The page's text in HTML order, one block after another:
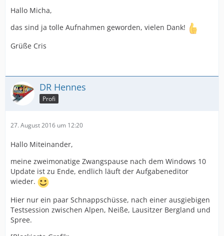
Hallo Micha,
das sind ja tolle Aufnahmen geworden, vielen Dank!
Grüße Cris
DR Hennes
Profi
27. August 2016 um 12:20
Hallo Miteinander,
meine zweimonatige Zwangspause nach dem Windows 10
Update ist zu Ende, endlich läuft der Aufgabeneditor
wieder.
Hier nur ein paar Schnappschüsse, nach einer ausgiebigen
Testsession zwischen Alpen, Neiße, Lausitzer Bergland und
Spree.